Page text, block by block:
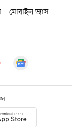
মোবাইল ভ্যাস